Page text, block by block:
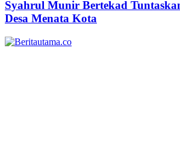
Syahrul Munir Bertekad
Desa Menata Kota